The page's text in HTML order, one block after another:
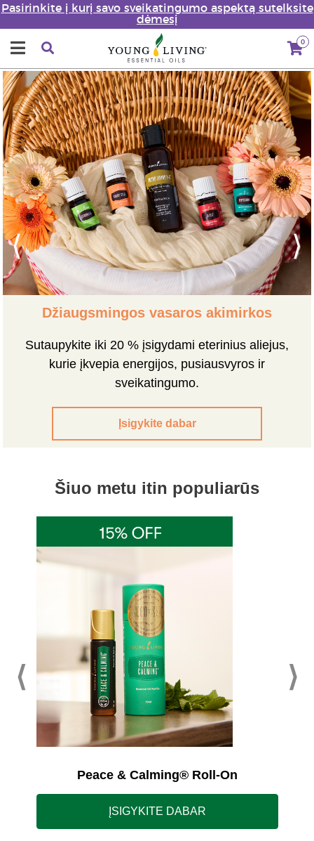
Pasirinkite į kurį savo sveikatingumo aspektą sutelksite
dėmesį
0
Džiaugsmingos vasaros akimirkos
Sutaupykite iki 20 % įsigydami eterinius aliejus,
kurie įkvepia energijos, pusiausvyros ir
sveikatingumo.
Įsigykite dabar
Previous
Šiuo metu itin populiarūs
Peace & Calming® Roll-On
ĮSIGYKITE DABAR